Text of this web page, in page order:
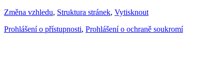
Změna vzhledu, Struktura stránek, Vytisknout
Prohlášení o přístupnosti, Prohlášení o ochraně soukromí